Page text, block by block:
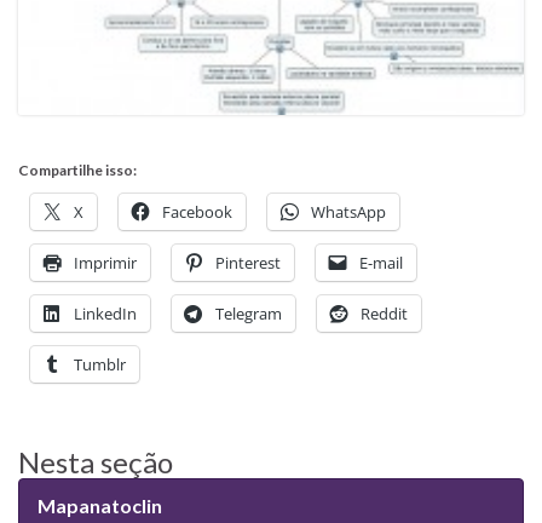
Compartilhe isso:
X Facebook WhatsApp
Imprimir Pinterest E-mail
LinkedIn Telegram Reddit
Tumblr
Nesta seção
Mapanatoclin